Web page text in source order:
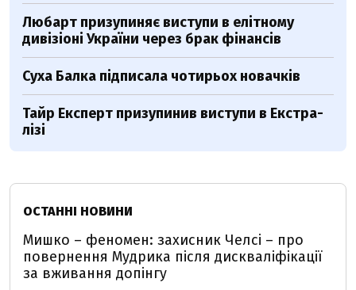
Любарт призупиняє виступи в елітному
дивізіоні України через брак фінансів
Суха Балка підписала чотирьох новачків
Тайр Експерт призупинив виступи в Екстра-
лізі
ОСТАННІ НОВИНИ
Мишко – феномен: захисник Челсі – про
повернення Мудрика після дискваліфікації
за вживання допінгу